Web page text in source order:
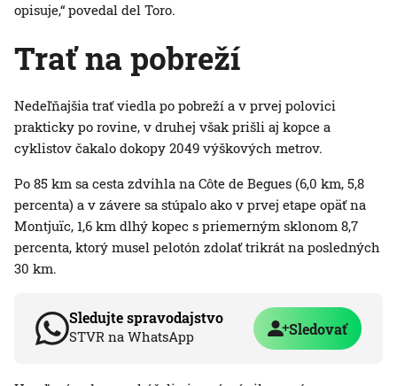
opisuje,“ povedal del Toro.
Trať na pobreží
Nedeľňajšia trať viedla po pobreží a v prvej polovici
prakticky po rovine, v druhej však prišli aj kopce a
cyklistov čakalo dokopy 2049 výškových metrov.
Po 85 km sa cesta zdvihla na Côte de Begues (6,0 km, 5,8
percenta) a v závere sa stúpalo ako v prvej etape opäť na
Montjuïc, 1,6 km dlhý kopec s priemerným sklonom 8,7
percenta, ktorý musel pelotón zdolať trikrát na posledných
30 km.
Sledujte spravodajstvo
STVR na WhatsApp Sledovať